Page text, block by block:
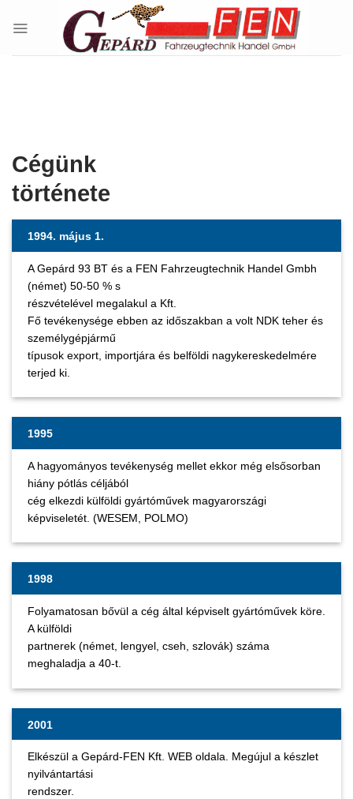
Cégünk
története
1994. május 1.
A Gepárd 93 BT és a FEN Fahrzeugtechnik Handel Gmbh
(német) 50-50 % s
részvételével megalakul a Kft.
Fő tevékenysége ebben az időszakban a volt NDK teher és
személygépjármű
típusok export, importjára és belföldi nagykereskedelmére
terjed ki.
1995
A hagyományos tevékenység mellet ekkor még elsősorban
hiány pótlás céljából
cég elkezdi külföldi gyártóművek magyarországi
képviseletét. (WESEM, POLMO)
1998
Folyamatosan bővül a cég által képviselt gyártóművek köre.
A külföldi
partnerek (német, lengyel, cseh, szlovák) száma
meghaladja a 40-t.
2001
Elkészül a Gepárd-FEN Kft. WEB oldala. Megújul a készlet
nyilvántartási
rendszer.